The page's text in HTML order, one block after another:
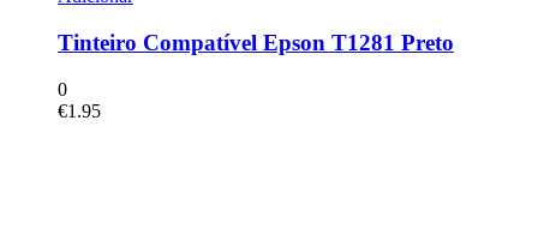
Tinteiro Compatível Epson T1281 Preto
0
€1.95